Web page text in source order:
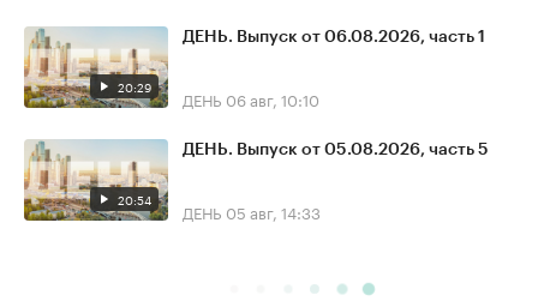
20:29
ДЕНЬ. Выпуск от 06.08.2026, часть 1
ДЕНЬ 06 авг, 10:10
20:54
ДЕНЬ. Выпуск от 05.08.2026, часть 5
ДЕНЬ 05 авг, 14:33